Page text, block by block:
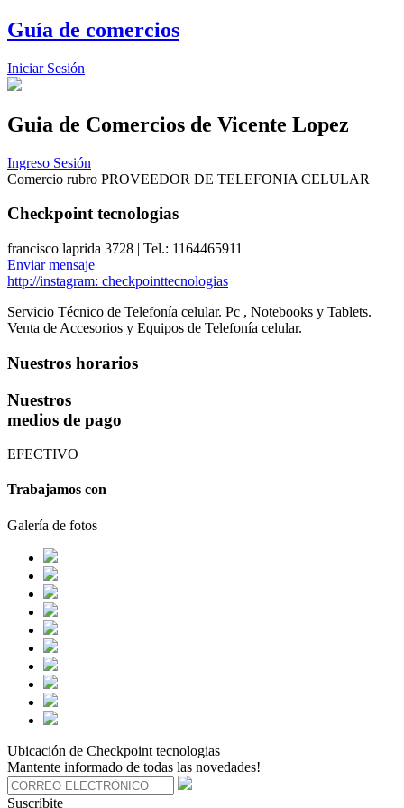
Guía de comercios
Iniciar Sesión
Guia de Comercios de Vicente Lopez
Ingreso Sesión
Comercio rubro PROVEEDOR DE TELEFONIA CELULAR
Checkpoint tecnologias
francisco laprida 3728 | Tel.: 1164465911
Enviar mensaje
http://instagram: checkpointtecnologias
Servicio Técnico de Telefonía celular. Pc , Notebooks y Tablets.
Venta de Accesorios y Equipos de Telefonía celular.
Nuestros horarios
Nuestros
medios de pago
EFECTIVO
Trabajamos con
Galería de fotos
Ubicación de Checkpoint tecnologias
Mantente informado de todas las novedades!
Suscribite